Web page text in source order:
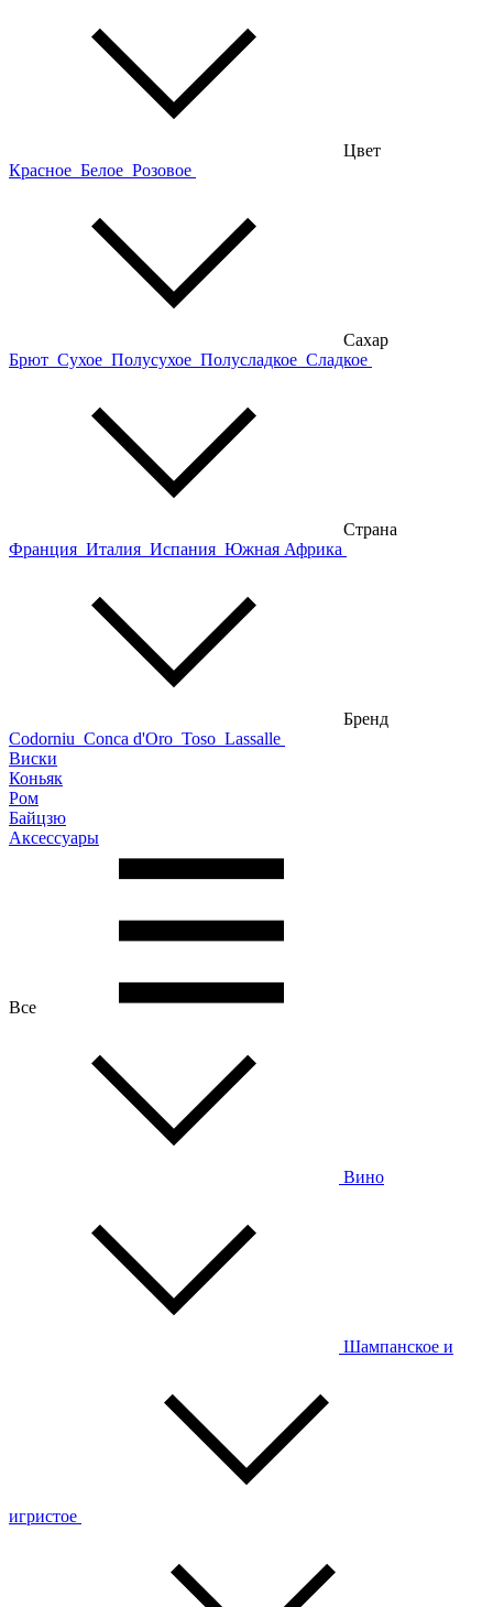
Цвет
Красное Белое Розовое
Сахар
Брют Сухое Полусухое Полусладкое Сладкое
Страна
Франция Италия Испания Южная Африка
Бренд
Codorniu Conca d'Oro Toso Lassalle
Виски
Коньяк
Ром
Байцзю
Аксессуары
Все
Вино
Шампанское и
игристое